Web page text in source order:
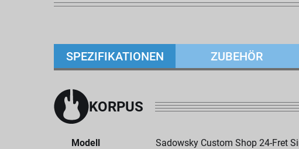
SPEZIFIKATIONEN ZUBEHÖR
KORPUS
Modell
Sadowsky Custom Shop 24-Fret